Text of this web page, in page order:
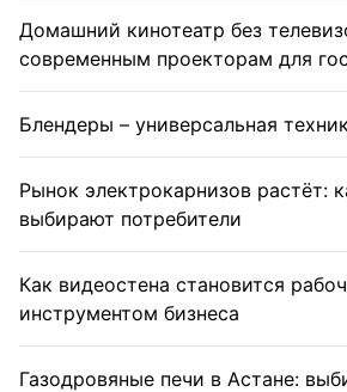
Домашний кинотеатр без
современным проекторам для
Блендеры – универсальная
Рынок электрокарнизов растёт:
выбирают потребители
Как видеостена становится
инструментом бизнеса
Газодровяные печи в Астане: